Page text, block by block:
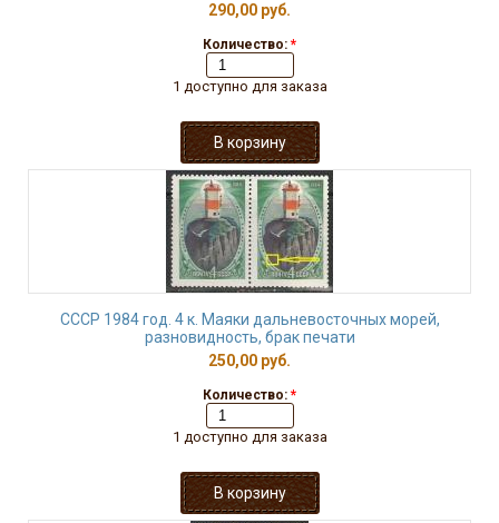
290,00 руб.
Количество: *
1 доступно для заказа
СССР 1984 год. 4 к. Маяки дальневосточных морей,
разновидность, брак печати
250,00 руб.
Количество: *
1 доступно для заказа